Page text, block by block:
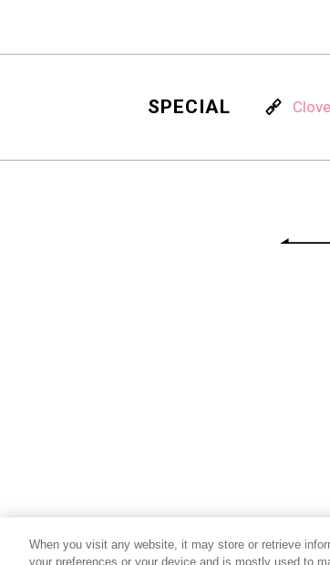
SPECIAL
When you visit any website, it may store or retrieve
your preferences or your device and is mostly used to